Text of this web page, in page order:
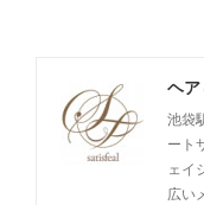
池袋
ート
ェイ
広い